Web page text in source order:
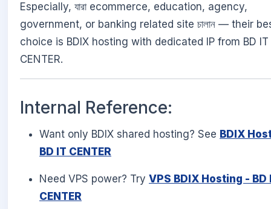
Especially, যারা ecommerce, education, agency,
government, or banking related site চালান — their
choice is BDIX hosting with dedicated IP from BD IT
CENTER.
Internal Reference:
Want only BDIX shared hosting? See BDIX
BD IT CENTER
Need VPS power? Try VPS BDIX Hosting - BD
CENTER